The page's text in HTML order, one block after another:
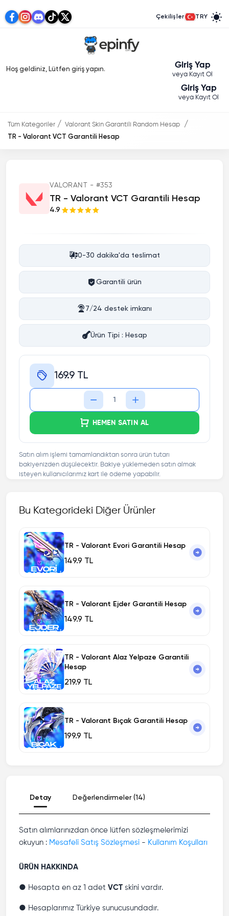
Çekilişler TRY
Hoş geldiniz, Lütfen giriş yapın. Giriş Yap
veya Kayıt Ol
Giriş Yap
veya Kayıt Ol
Tüm Kategoriler
Valorant Skin Garantili Random Hesap
TR - Valorant VCT Garantili Hesap
VALORANT - #353
TR - Valorant VCT Garantili Hesap
4.9
0-30 dakika'da teslimat
Garantili ürün
7/24 destek imkanı
Ürün Tipi : Hesap
169.9 TL
HEMEN SATIN AL
Satın alım işlemi tamamlandıktan sonra ürün tutarı
bakiyenizden düşülecektir. Bakiye yüklemeden satın almak
isteyen kullanıcılarımız kart ile ödeme yapabilir.
Bu Kategorideki Diğer Ürünler
TR - Valorant Evori Garantili Hesap
149.9 TL
TR - Valorant Ejder Garantili Hesap
149.9 TL
TR - Valorant Alaz Yelpaze Garantili
Hesap
219.9 TL
TR - Valorant Bıçak Garantili Hesap
199.9 TL
Detay Değerlendirmeler (14)
Satın alımlarınızdan önce lütfen sözleşmelerimizi
okuyun : Mesafeli Satış Sözleşmesi - Kullanım Koşulları
ÜRÜN HAKKINDA
● Hesapta en az 1 adet VCT skini vardır.
● Hesaplarımız Türkiye sunucusundadır.